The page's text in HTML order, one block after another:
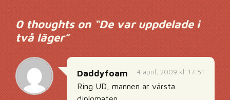
0 thoughts on “De var uppdelade i
två läger”
4 april, 2009 kl. 17:51
Daddyfoam
Ring UD, mannen är värsta